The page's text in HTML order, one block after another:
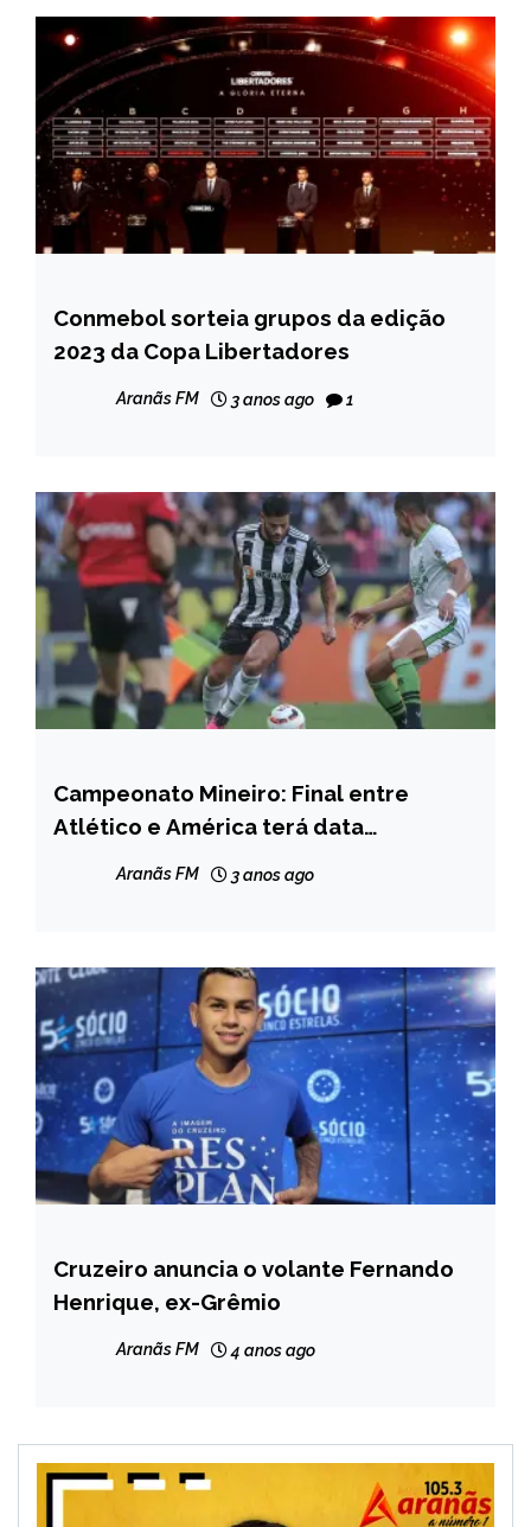
ESPORTES
Conmebol sorteia grupos da edição
2023 da Copa Libertadores
Aranãs FM 3 anos ago 1
ESPORTES
Campeonato Mineiro: Final entre
Atlético e América terá data
Aranãs FM 3 anos ago
ESPORTES
Cruzeiro anuncia o volante Fernando
Henrique, ex-Grêmio
Aranãs FM 4 anos ago